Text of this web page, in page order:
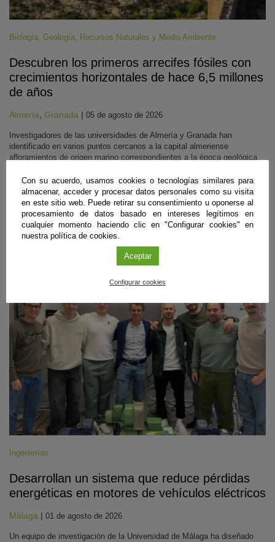
Biología, Geología, Recursos Naturales y Medio Ambiente
Descubren los primeros arrecifes fósiles con
crecimientos horizontales de hace 6,5 millones
de años
Almería Granada | 05 de agosto de 2026
Investigadores de las universidades de Almería y Granada han
identificado en varios puntos cercanos a la capital almeriense
afloramientos de origen marino correspondientes a la época geológica
arrecifes formados a casi 40 metros bajo el nivel del mar, la
transparencia del agua en ese entorno facilitó el crecimiento de corales
de lado a lado. Ahora aportan pistas para reconstruir la historia climática
del pasado.
Sigue leyendo
Ingenierías
Desarrollan un sistema que reduce pérdidas
energéticas en motores de vehículos eléctricos
Málaga | 01 de agosto de 2026
Un equipo de investigación de la Universidad de Málaga ha diseñado
Con su acuerdo, usamos cookies o tecnologías similares para
almacenar, acceder y procesar datos personales como su visita
en este sitio web. Puede retirar su consentimiento u oponerse al
procesamiento de datos basado en intereses legítimos en
cualquier momento haciendo clic en "Configurar cookies" en
nuestra política de cookies.
Aceptar
Configurar cookies